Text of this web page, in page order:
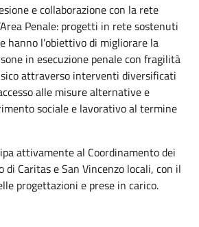
e collaborazione con la rete
Penale: progetti in rete sostenuti
hanno l’obiettivo di migliorare la
in esecuzione penale con fragilità
attraverso interventi diversificati
alle misure alternative e
sociale e lavorativo al termine
attivamente al Coordinamento dei
di Caritas e San Vincenzo locali, con il
progettazioni e prese in carico.